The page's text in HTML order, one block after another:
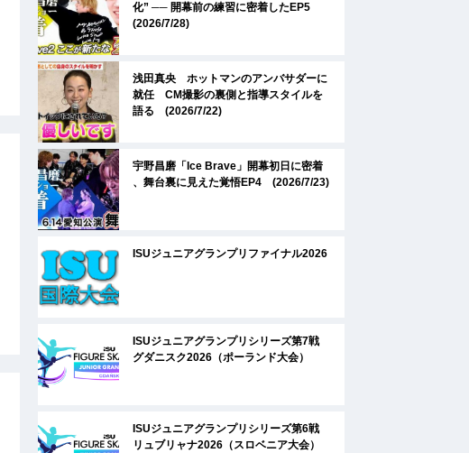
化” ── 開幕前の練習に密着したEP5
(2026/7/28)
浅田真央 ホットマンのアンバサダーに
就任 CM撮影の裏側と指導スタイルを
語る (2026/7/22)
宇野昌磨「Ice Brave」開幕初日に密着
、舞台裏に見えた覚悟EP4 (2026/7/23)
ISUジュニアグランプリファイナル2026
ISUジュニアグランプリシリーズ第7戦
グダニスク2026（ポーランド大会）
ISUジュニアグランプリシリーズ第6戦
リュブリャナ2026（スロベニア大会）